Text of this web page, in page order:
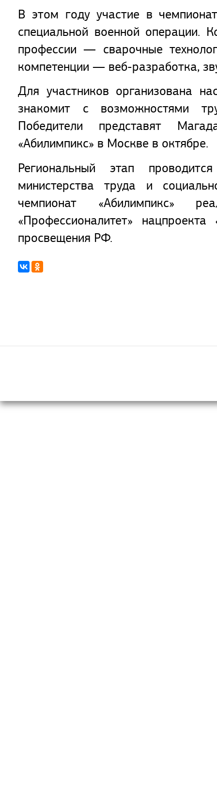
В этом году участие в
специальной военной операции.
профессии — сварочные
компетенции — веб-разработка,
Для участников организована
знакомит с возможностями
Победители представят
«Абилимпикс» в Москве в октябре.
Региональный этап
министерства труда и
чемпионат «Абилимпикс»
«Профессионалитет»
просвещения РФ.